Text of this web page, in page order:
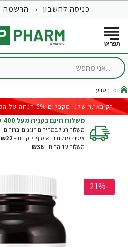
כניסה לחשבון הרשמה
...אני
home
הטבע
רק באתר שלנו מקבלים 5% הנחה על הקנייה הבאה |
משלוח חינם בקניה מעל 400 ש"ח | דרך איפוסט עד 5 ק"ג
משלוח רגיל במחירים הוגנים וברורים:
איסוף מנקודות איסוף ולוקרים – ₪22
משלוח עד הבית –₪38
-21%